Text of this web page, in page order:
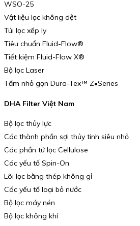
WSO-25
Vật liệu lọc không dệt
Túi lọc xếp ly
Tiêu chuẩn Fluid-Flow®
Tiết kiệm Fluid-Flow X®
Bộ lọc Laser
Tấm nhỏ gọn Dura-Tex™ Z•Series
DHA Filter Việt Nam
Bộ lọc thủy lực
Các thành phần sợi thủy tinh siêu nhỏ
Các phần tử lọc Cellulose
Các yếu tố Spin-On
Lõi lọc bằng thép không gỉ
Các yếu tố loại bỏ nước
Bộ lọc máy nén
Bộ lọc không khí